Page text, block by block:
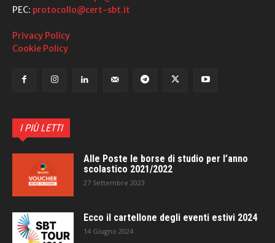
PEC: protocollo@cert-sbt.it
Privacy Policy
Cookie Policy
I PIÙ LETTI
Alle Poste le borse di studio per l’anno
scolastico 2021/2022
27 Settembre 2023
Ecco il cartellone degli eventi estivi 2024
14 Giugno 2024